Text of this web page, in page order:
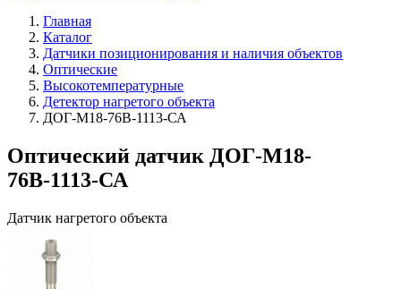
Главная
Каталог
Датчики позиционирования и наличия объектов
Оптические
Высокотемпературные
Детектор нагретого объекта
ДОГ-М18-76В-1113-СА
Оптический датчик ДОГ-М18-
76В-1113-СА
Датчик нагретого объекта